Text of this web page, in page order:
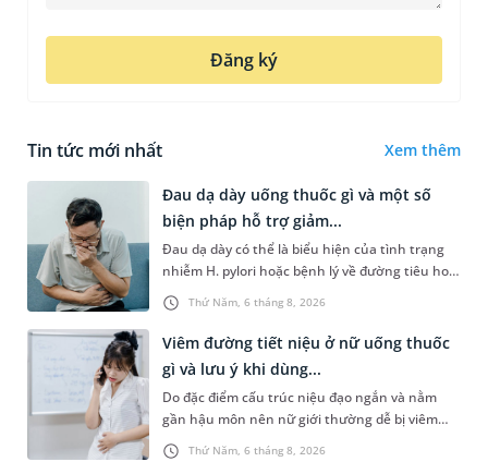
Đăng ký
Tin tức mới nhất Xem thêm
Thứ Năm, 6 tháng 8, 2026
Đau dạ dày uống thuốc gì và một số
biện pháp hỗ trợ giảm...
Đau dạ dày có thể là biểu hiện của tình trạng
nhiễm H. pylori hoặc bệnh lý về đường tiêu hoá
khác. Dựa theo nguyên nhân cụ thể, bác sĩ sẽ
cân nhắc chỉ định p...
Thứ Năm, 6 tháng 8, 2026
Viêm đường tiết niệu ở nữ uống thuốc
gì và lưu ý khi dùng...
Do đặc điểm cấu trúc niệu đạo ngắn và nằm
gần hậu môn nên nữ giới thường dễ bị viêm
đường tiết niệu hơn nam giới. Tùy theo nguyên
nhân, mức độ nhiễm trùng và...